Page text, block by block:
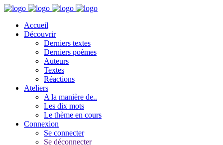
Accueil
Découvrir
Derniers textes
Derniers poèmes
Auteurs
Textes
Réactions
Ateliers
A la manière de..
Les dix mots
Le thème en cours
Connexion
Se connecter
Se déconnecter